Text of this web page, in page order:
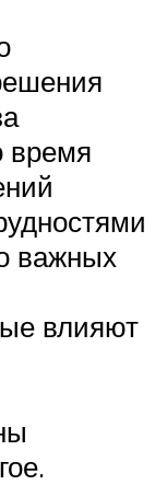
время
важных
влияют